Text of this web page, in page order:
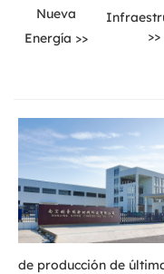
Nueva
Energía >>
>>
de producción de